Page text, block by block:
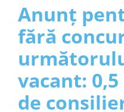
Parteneri
Comunicate
Specialiști
Anunț
fără
vacant:
de